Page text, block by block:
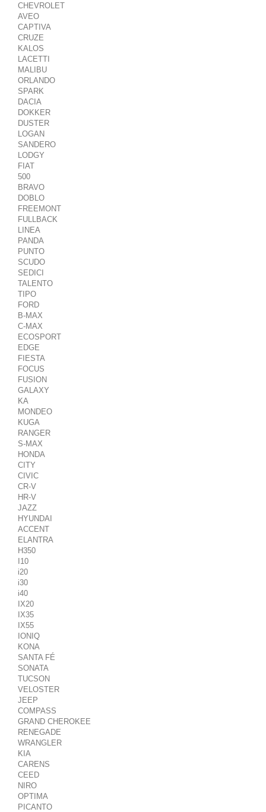
CHEVROLET
AVEO
CAPTIVA
CRUZE
KALOS
LACETTI
MALIBU
ORLANDO
SPARK
DACIA
DOKKER
DUSTER
LOGAN
SANDERO
LODGY
FIAT
500
BRAVO
DOBLO
FREEMONT
FULLBACK
LINEA
PANDA
PUNTO
SCUDO
SEDICI
TALENTO
TIPO
FORD
B-MAX
C-MAX
ECOSPORT
EDGE
FIESTA
FOCUS
FUSION
GALAXY
KA
MONDEO
KUGA
RANGER
S-MAX
HONDA
CITY
CIVIC
CR-V
HR-V
JAZZ
HYUNDAI
ACCENT
ELANTRA
H350
I10
i20
i30
i40
IX20
IX35
IX55
IONIQ
KONA
SANTA FÉ
SONATA
TUCSON
VELOSTER
JEEP
COMPASS
GRAND CHEROKEE
RENEGADE
WRANGLER
KIA
CARENS
CEED
NIRO
OPTIMA
PICANTO